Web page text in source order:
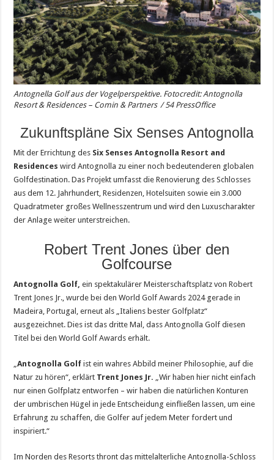
Antognella Golf aus der Vogelperspektive. Fotocredit:Antognolla
Resort & Residences – Comin & Partners / 54 PressOffice
Zukunftspläne Six Senses Antognolla
Mit der Errichtung des Six Senses Antognolla Resort and
Residences wird Antognolla zu einer noch bedeutenderen globalen
Golfdestination. Das Projekt umfasst die Renovierung des Schlosses
aus dem 12. Jahrhundert, Residenzen, Hotelsuiten sowie ein 3.000
Quadratmeter großes Wellnesszentrum und wird den Luxuscharakter
der Anlage weiter unterstreichen.
Robert Trent Jones über den
Golfcourse
Antognolla Golf,ein spektakulärer Meisterschaftsplatz von Robert
Trent Jones Jr., wurde bei den World Golf Awards 2024 gerade in
Madeira, Portugal, erneut als „Italiens bester Golfplatz“
ausgezeichnet. Dies ist das dritte Mal, dass Antognolla Golf diesen
Titel bei den World Golf Awards erhält.
„Antognolla Golf ist ein wahres Abbild meiner Philosophie, auf die
Natur zu hören“, erklärt Trent Jones Jr. „Wir haben hier nicht einfach
nur einen Golfplatz entworfen – wir haben die natürlichen Konturen
der umbrischen Hügel in jede Entscheidung einfließen lassen, um eine
Erfahrung zu schaffen, die Golfer auf jedem Meter fordert und
inspiriert.“
Im Norden des Resorts thront das mittelalterliche Antognolla-Schloss